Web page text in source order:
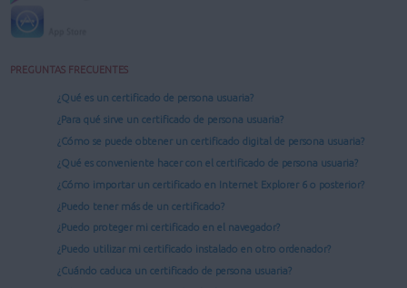
PREGUNTAS FRECUENTES
¿Qué es un certificado de persona usuaria?
¿Para qué sirve un certificado de persona usuaria?
¿Cómo se puede obtener un certificado digital de persona usuaria?
¿Qué es conveniente hacer con el certificado de persona usuaria?
¿Cómo importar un certificado en Internet Explorer 6 o posterior?
¿Puedo tener más de un certificado?
¿Puedo proteger mi certificado en el navegador?
¿Puedo utilizar mi certificado instalado en otro ordenador?
¿Cuándo caduca un certificado de persona usuaria?